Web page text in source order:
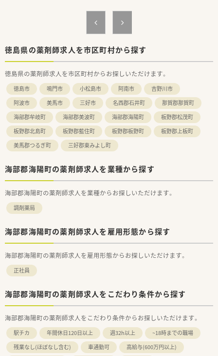
【勤務実態について】
■日曜日と祝日がお休みのシフト制となっており年間休日は
やすい環境が整っているため安心です。
■営業時間は平日が18時までで木曜日は17時までとなっており
徳島県の薬剤師求人を市区町村から探す
徳島県の薬剤師求人を市区町村からお探しいただけます。
徳島市 鳴門市 小松島市 阿南市
吉野川市
阿波市
美馬市 三好市 名西郡石井町
那賀郡那賀町
海部郡牟岐町
海部郡美波町 海部郡海陽町
板野郡松茂町
板野郡北島町
板野郡藍住町 板野郡板野町
板野郡上板町
美馬郡つるぎ町
三好郡東みよし町
海部郡海陽町の薬剤師求人を業種から探す
海部郡海陽町の薬剤師求人を業種からお探しいただけます。
調剤薬局
海部郡海陽町の薬剤師求人を雇用形態から探す
海部郡海陽町の薬剤師求人を雇用形態からお探しいただけます。
正社員
海部郡海陽町の薬剤師求人をこだわり条件から探す
海部郡海陽町の薬剤師求人をこだわり条件からお探しいただけます。
駅チカ 年間休日120日以上 週32h以上
~18時までの職場
残業なし(ほぼなし含む)
車通勤可
高給与(600万円以上)